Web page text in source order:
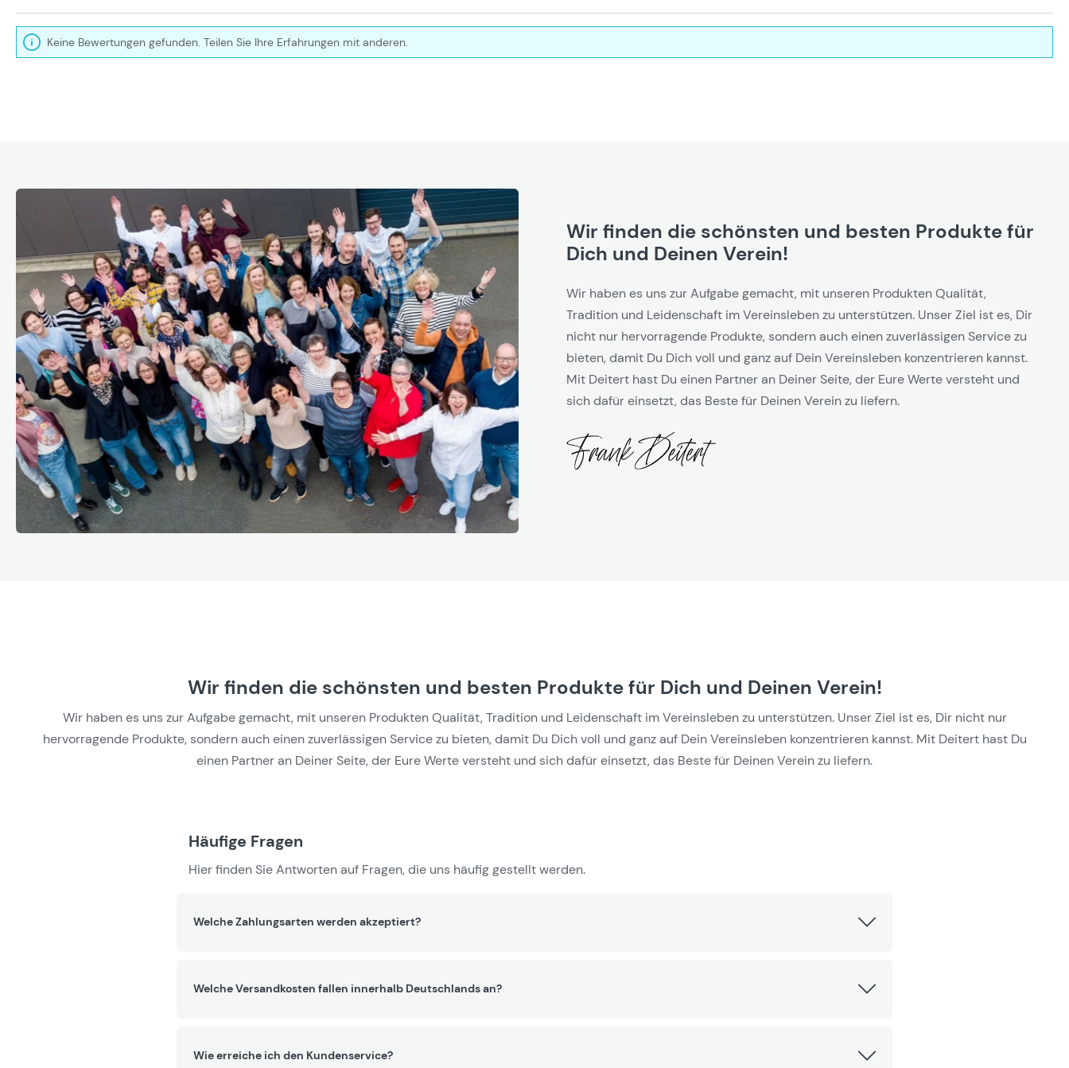
Keine Bewertungen gefunden. Teilen Sie Ihre Erfahrungen mit anderen.
Wir finden die schönsten und besten Produkte für
Dich und Deinen Verein!
Wir haben es uns zur Aufgabe gemacht, mit unseren Produkten Qualität,
Tradition und Leidenschaft im Vereinsleben zu unterstützen. Unser Ziel ist es, Dir
nicht nur hervorragende Produkte, sondern auch einen zuverlässigen Service zu
bieten, damit Du Dich voll und ganz auf Dein Vereinsleben konzentrieren kannst.
Mit Deitert hast Du einen Partner an Deiner Seite, der Eure Werte versteht und
sich dafür einsetzt, das Beste für Deinen Verein zu liefern.
Wir finden die schönsten und besten Produkte für Dich und Deinen Verein!
Wir haben es uns zur Aufgabe gemacht, mit unseren Produkten Qualität, Tradition und Leidenschaft im Vereinsleben zu unterstützen. Unser Ziel ist es, Dir nicht nur
hervorragende Produkte, sondern auch einen zuverlässigen Service zu bieten, damit Du Dich voll und ganz auf Dein Vereinsleben konzentrieren kannst. Mit Deitert hast Du
einen Partner an Deiner Seite, der Eure Werte versteht und sich dafür einsetzt, das Beste für Deinen Verein zu liefern.
Häufige Fragen
Hier finden Sie Antworten auf Fragen, die uns häufig gestellt werden.
Welche Zahlungsarten werden akzeptiert?
Welche Versandkosten fallen innerhalb Deutschlands an?
Wie erreiche ich den Kundenservice?